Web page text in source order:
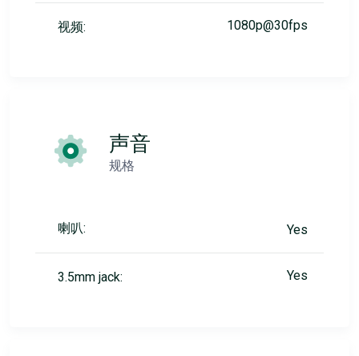
视频: 1080p@30fps
声音
规格
喇叭: Yes
3.5mm jack: Yes